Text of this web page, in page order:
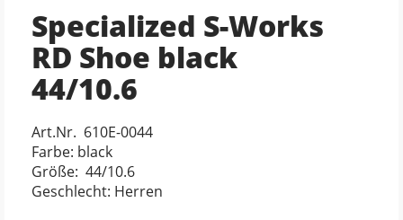
Specialized S-Works
RD Shoe black
44/10.6
Art.Nr. 610E-0044
Farbe: black
Größe: 44/10.6
Geschlecht: Herren